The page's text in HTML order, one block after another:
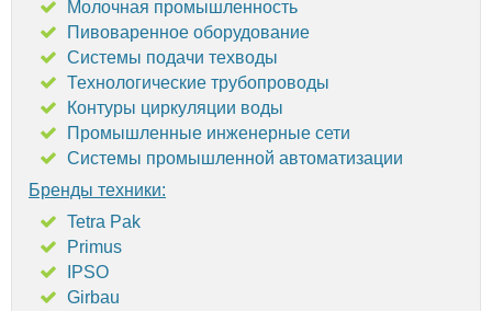
Молочная промышленность
Пивоваренное оборудование
Системы подачи техводы
Технологические трубопроводы
Контуры циркуляции воды
Промышленные инженерные сети
Системы промышленной автоматизации
Бренды техники:
Tetra Pak
Primus
IPSO
Girbau